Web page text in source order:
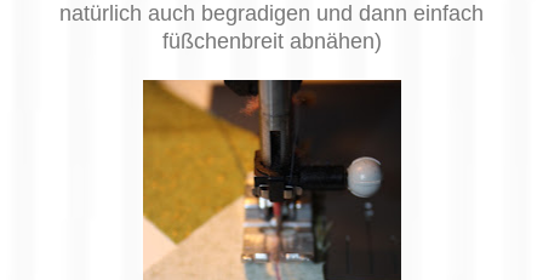
natürlich auch begradigen und dann einfach
füßchenbreit abnähen)